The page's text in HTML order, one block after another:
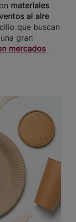
materiales
al aire
que buscan
gran
mercados